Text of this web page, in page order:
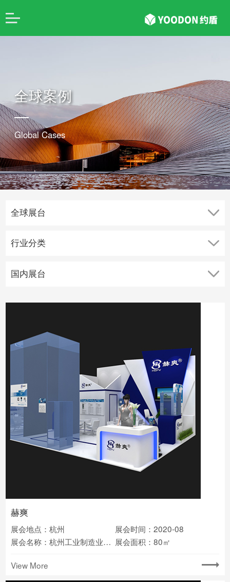
全球案例
Global Cases
赫爽
展会地点：杭州
展会时间：2020-08
展会名称：杭州工业制造业博览会 展会面积：80㎡
View More